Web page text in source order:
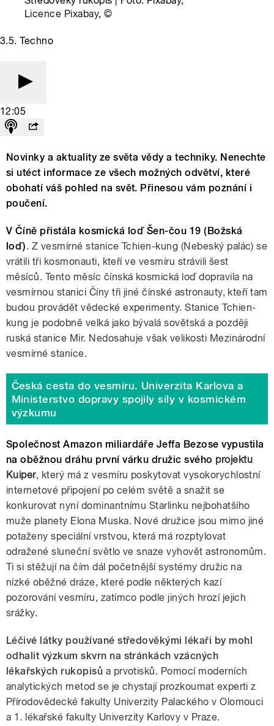
Licence Pixabay,©
3.5. Techno
12:05
Novinky a aktuality ze světa vědy a techniky. Nenechte
si utéct informace ze všech možných odvětví, které
obohatí váš pohled na svět. Přinesou vám poznání i
poučení.
V Číně přistála kosmická loď Šen-čou 19 (Božská
loď). Z vesmírné staniceTchien-kung (Nebeský palác)se
vrátili tři kosmonauti, kteří ve vesmíru strávili šest
měsíců. Tento měsíc čínská kosmická loď dopravila na
vesmírnou stanici Číny tři jiné čínské astronauty, kteří tam
budou provádět vědecké experimenty. Stanice Tchien-
kung je podobně velká jako bývalá sovětská a později
ruská stanice Mir. Nedosahuje však velikosti Mezinárodní
vesmírné stanice.
Česká cesta do vesmíru. Univerzita Karlova a
Ministerstvo dopravy spojily síly v kosmickém
výzkumu
Společnost Amazon miliardáře Jeffa Bezose vypustila
na oběžnou dráhu první várku družic svého projektu
Kuiper, který má z vesmíru poskytovat vysokorychlostní
internetové připojení po celém světě a snažit se
konkurovat nyní dominantnímu Starlinku nejbohatšího
muže planety Elona Muska. Nové družice jsou mimo jiné
potaženy speciální vrstvou, která má rozptylovat
odražené sluneční světlo ve snaze vyhovět astronomům.
Ti si stěžují na čím dál početnější systémy družic na
nízké oběžné dráze, které podle některých kazí
pozorování vesmíru, zatímco podle jiných hrozí jejich
srážky.
Léčivé látky používané středověkými lékaři by mohl
odhalit výzkum skvrn na stránkách vzácných
lékařských rukopisů a prvotisků. Pomocí moderních
analytických metod se je chystají prozkoumat experti z
Přírodovědecké fakulty Univerzity Palackého v Olomouci
a 1. lékařské fakulty Univerzity Karlovy v Praze.